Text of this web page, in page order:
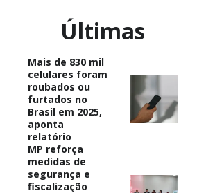
Últimas
Mais de 830 mil
celulares foram
roubados ou
furtados no
Brasil em 2025,
aponta
relatório
MP reforça
medidas de
segurança e
fiscalização